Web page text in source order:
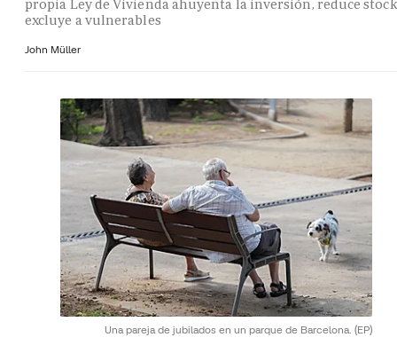
propia Ley de Vivienda ahuyenta la inversión, reduce
excluye a vulnerables
John Müller
Una pareja de jubilados en un parque de Barcelona. (EP)